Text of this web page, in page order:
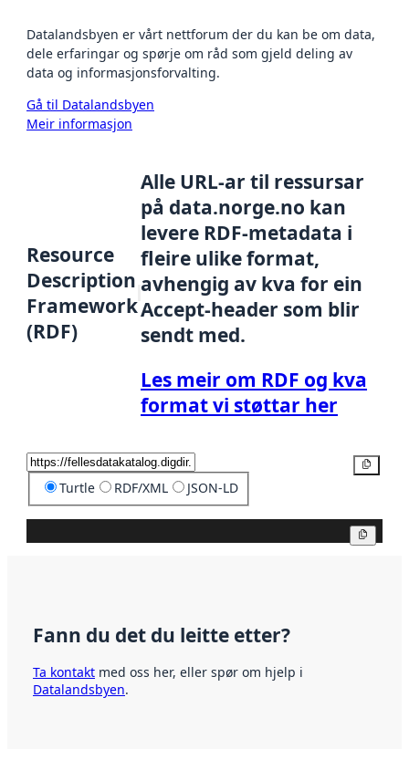
Datalandsbyen er vårt nettforum der du kan be om data,
dele erfaringar og spørje om råd som gjeld deling av
data og informasjonsforvalting.
Gå til Datalandsbyen
Meir informasjon
Resource
Description
Framework
(RDF)
Alle URL-ar til ressursar
på data.norge.no kan
levere RDF-metadata i
fleire ulike format,
avhengig av kva for ein
Accept-header som blir
sendt med.
Les meir om RDF og kva
format vi støttar her
Turtle RDF/XML JSON-LD
Fann du det du leitte etter?
Ta kontakt med oss her, eller spør om hjelp i
Datalandsbyen.